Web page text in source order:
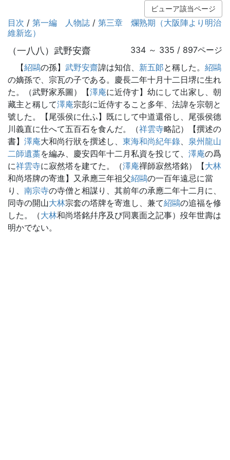
ビューア該当ページ
目次 / 第一編 人物誌 / 第三章 爛熟期（大阪陣より明治
維新迄）
（一八八）武野安齋
334 ～ 335 / 897ページ
【紹鷗の孫】 武野安齋諱は知信、 新五郞と稱した。 紹鷗
の嫡孫で、宗瓦の子である。慶長二年十月十二日堺に生れ
た。（武野家系圖）【澤庵に近侍す】幼にして出家し、朝
藏主と稱して澤庵宗彭に近侍すること多年、法諱を宗朝と
號した。【尾張侯に仕ふ】既にして中道還俗し、尾張侯德
川義直に仕へて五百石を食んだ。（祥雲寺略記）【撰述の
書】 澤庵大和尚行狀を撰述し、 東海和尚紀年錄、 泉州龍山
二師遺藁を編み、慶安四年十二月私資を投じて、 澤庵の爲
に祥雲寺に寂然塔を建てた。（澤庵禪師寂然塔銘）【大林
和尚塔牌の寄進】又承應三年祖父紹鷗の一百年遠忌に當
り、 南宗寺の寺僧と相謀り、其前年の承應二年十二月に、
同寺の開山大林宗套の塔牌を寄進し、兼て紹鷗の追福を修
した。（大林和尚塔銘幷序及び同裏面之記事）歿年世壽は
明かでない。